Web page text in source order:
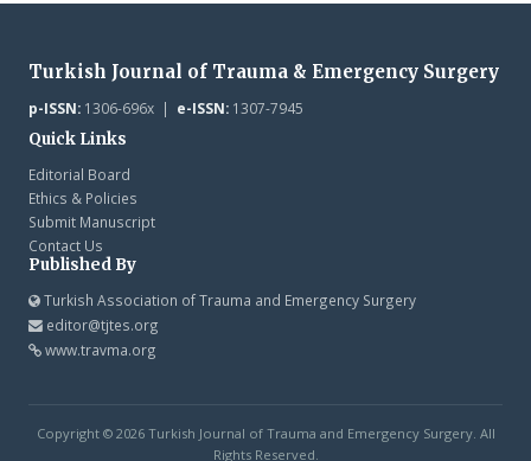
Turkish Journal of Trauma & Emergency Surgery
p-ISSN:1306-696x | e-ISSN:1307-7945
Quick Links
Editorial Board
Ethics & Policies
Submit Manuscript
Contact Us
Published By
Turkish Association of Trauma and Emergency Surgery
editor@tjtes.org
www.travma.org
Copyright © 2026 Turkish Journal of Trauma and Emergency Surgery. All
Rights Reserved.